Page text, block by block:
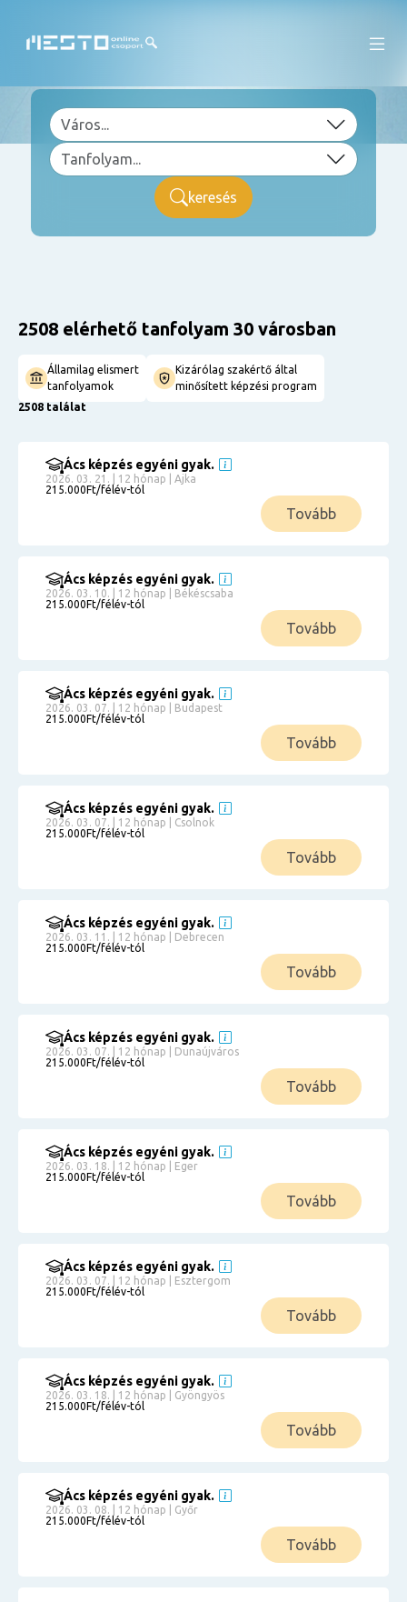
keresés
2508 elérhető tanfolyam 30 városban
Államilag elismert
tanfolyamok
Kizárólag szakértő által
minősített képzési program
2508 találat
Ács képzés egyéni gyak.
2026. 03. 21. | 12 hónap | Ajka
215.000Ft/félév-tól
Tovább
Ács képzés egyéni gyak.
2026. 03. 10. | 12 hónap | Békéscsaba
215.000Ft/félév-tól
Tovább
Ács képzés egyéni gyak.
2026. 03. 07. | 12 hónap | Budapest
215.000Ft/félév-tól
Tovább
Ács képzés egyéni gyak.
2026. 03. 07. | 12 hónap | Csolnok
215.000Ft/félév-tól
Tovább
Ács képzés egyéni gyak.
2026. 03. 11. | 12 hónap | Debrecen
215.000Ft/félév-tól
Tovább
Ács képzés egyéni gyak.
2026. 03. 07. | 12 hónap | Dunaújváros
215.000Ft/félév-tól
Tovább
Ács képzés egyéni gyak.
2026. 03. 18. | 12 hónap | Eger
215.000Ft/félév-tól
Tovább
Ács képzés egyéni gyak.
2026. 03. 07. | 12 hónap | Esztergom
215.000Ft/félév-tól
Tovább
Ács képzés egyéni gyak.
2026. 03. 18. | 12 hónap | Gyöngyös
215.000Ft/félév-tól
Tovább
Ács képzés egyéni gyak.
2026. 03. 08. | 12 hónap | Győr
215.000Ft/félév-tól
Tovább